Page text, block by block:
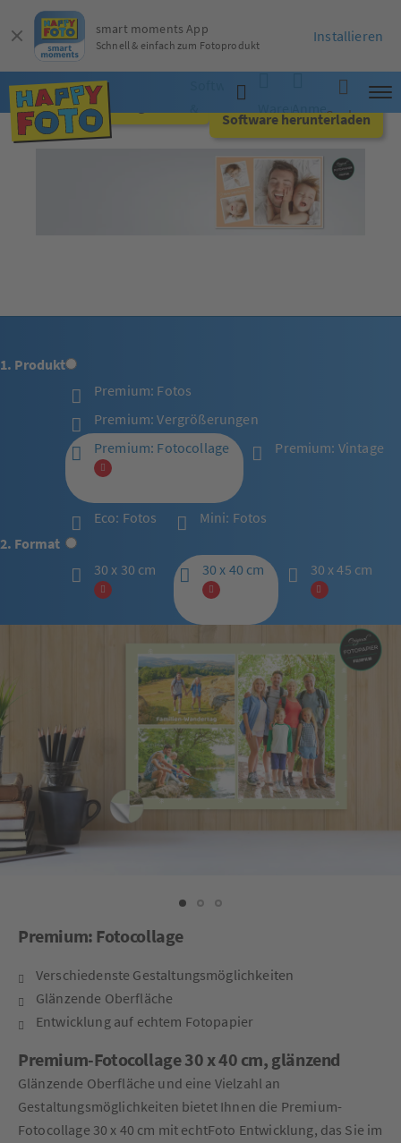
Software
App
WarenkorbAnmelden
Suche
1. Produkt
Premium: Fotos
Premium: Vergrößerungen
Premium: Fotocollage
Premium: Vintage
Eco: Fotos
Mini: Fotos
2. Format
30 x 30 cm
30 x 40 cm 30 x 45 cm
Jetzt online gestalten
Software herunterladen
Premium: Fotocollage
Verschiedenste Gestaltungsmöglichkeiten
Glänzende Oberfläche
Entwicklung auf echtem Fotopapier
Premium-Fotocollage 30 x 40 cm, glänzend
Glänzende Oberfläche und eine Vielzahl an
Gestaltungsmöglichkeiten bietet Ihnen die Premium-
Fotocollage 30 x 40 cm mit echtFoto Entwicklung, das Sie im
smart moments App
Schnell & einfach zum Fotoprodukt
Installieren